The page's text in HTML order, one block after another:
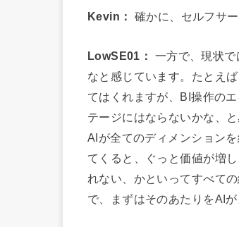
Kevin： 確かに、セルフサ
LowSE01：
一方で、現状
なと感じています。たとえ
てはくれますが、BI操作の
テージにはならないかな、と
AIが全てのディメンション
てくると、ぐっと価値が増
れない、かといってすべて
で、まずはそのあたりをAI